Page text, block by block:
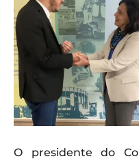
O presidente do